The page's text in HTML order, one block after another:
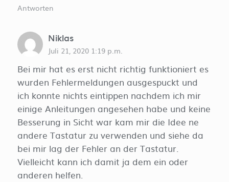
Antworten
Niklas
Juli 21, 2020 1:19 p.m.
Bei mir hat es erst nicht richtig funktioniert es
wurden Fehlermeldungen ausgespuckt und
ich konnte nichts eintippen nachdem ich mir
einige Anleitungen angesehen habe und keine
Besserung in Sicht war kam mir die Idee ne
andere Tastatur zu verwenden und siehe da
bei mir lag der Fehler an der Tastatur.
Vielleicht kann ich damit ja dem ein oder
anderen helfen.